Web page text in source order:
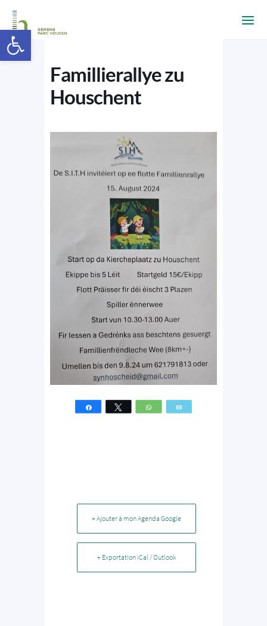
Famillierallye zu
Houschent
Partagez Tweetez WhatsApp
+ Ajouter à mon Agenda Google
+ Exportation iCal / Outlook
Ouvrir la barre d’outils